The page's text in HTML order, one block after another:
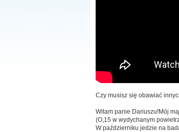
Czy musisz się obawiać
Witam panie Dariuszu!Mój
(O,15 w wydychanym
W październiku jedzie na